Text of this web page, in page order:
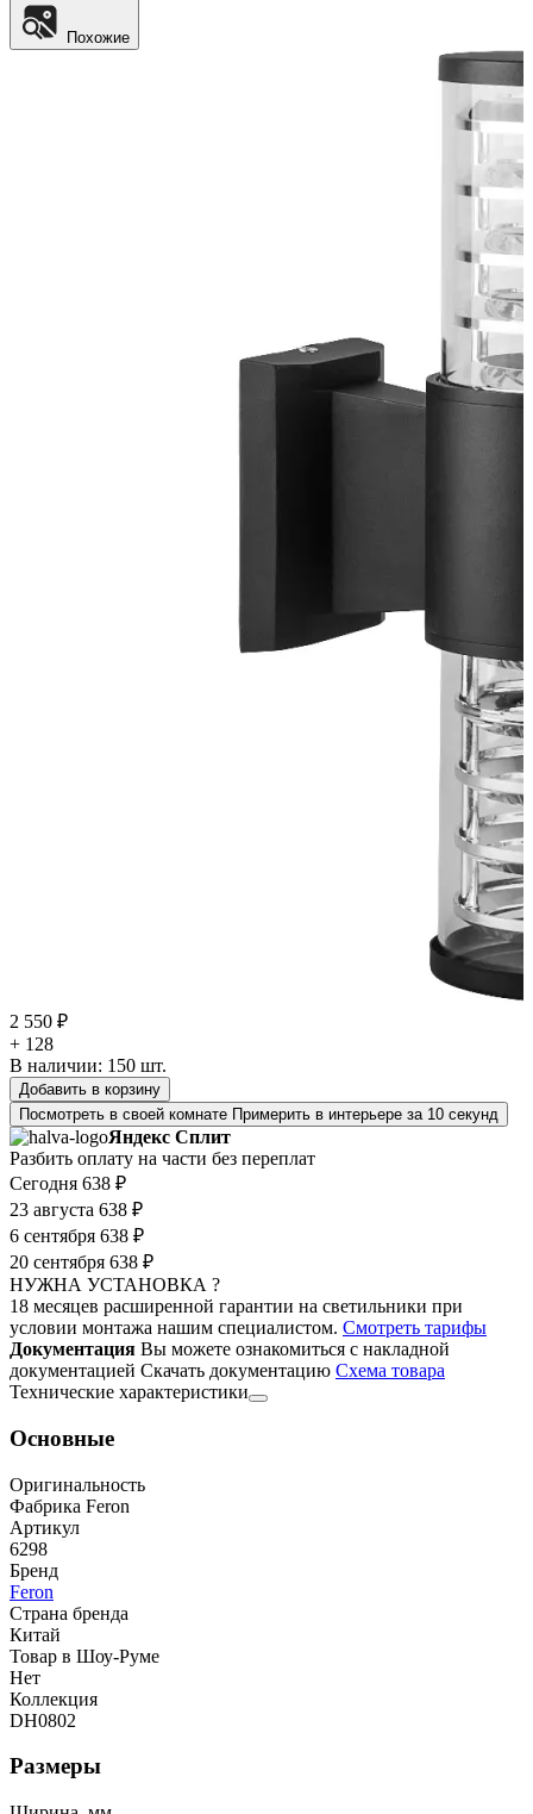
Похожие
2 550 ₽
+ 128
В наличии: 150 шт.
Добавить в корзину
Посмотреть в своей комнате Примерить в интерьере за 10 секунд
Яндекс Сплит
Разбить оплату на части без переплат
Сегодня 638 ₽
23 августа 638 ₽
6 сентября 638 ₽
20 сентября 638 ₽
НУЖНА УСТАНОВКА ?
18 месяцев расширенной гарантии на светильники при
условии монтажа нашим специалистом. Смотреть тарифы
Документация Вы можете ознакомиться с накладной
документацией Скачать документацию Cхема товара
Технические характеристики
Основные
Оригинальность
Фабрика Feron
Артикул
6298
Бренд
Feron
Страна бренда
Китай
Товар в Шоу-Руме
Нет
Коллекция
DH0802
Размеры